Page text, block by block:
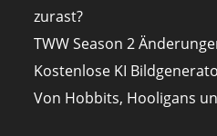
zurast?
TWW Season 2
Kostenlose KI
Von Hobbits, Hooligans